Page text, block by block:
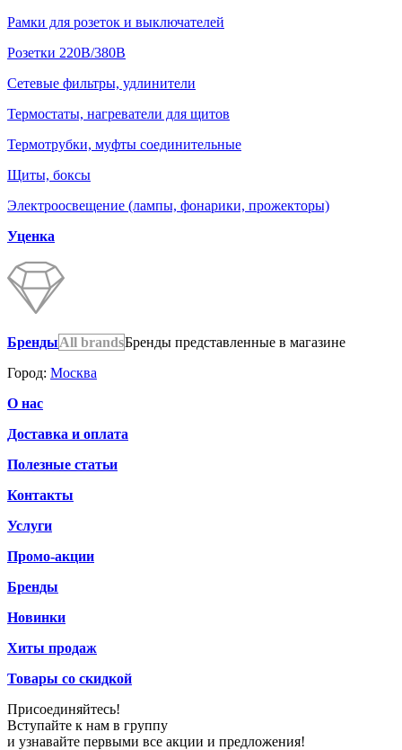
Рамки для розеток и выключателей
Розетки 220В/380В
Сетевые фильтры, удлинители
Термостаты, нагреватели для щитов
Термотрубки, муфты соединительные
Щиты, боксы
Электроосвещение (лампы, фонарики, прожекторы)
Уценка
БрендыAll brandsБренды представленные в магазине
Город: Москва
О нас
Доставка и оплата
Полезные статьи
Контакты
Услуги
Промо-акции
Бренды
Новинки
Хиты продаж
Товары со скидкой
Присоединяйтесь!
Вступайте к нам в группу
и узнавайте первыми все акции и предложения!